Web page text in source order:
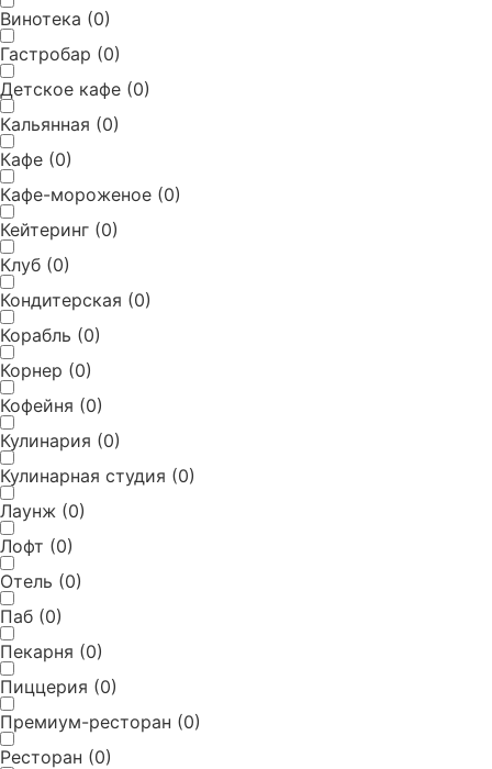
Винотека (0)
Гастробар (0)
Детское кафе (0)
Кальянная (0)
Кафе (0)
Кафе-мороженое (0)
Кейтеринг (0)
Клуб (0)
Кондитерская (0)
Корабль (0)
Корнер (0)
Кофейня (0)
Кулинария (0)
Кулинарная студия (0)
Лаунж (0)
Лофт (0)
Отель (0)
Паб (0)
Пекарня (0)
Пиццерия (0)
Премиум-ресторан (0)
Ресторан (0)